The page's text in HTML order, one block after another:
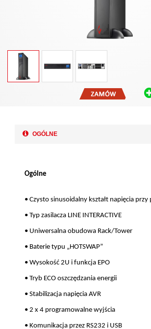
OGÓLNE
Ogólne
• Czysto sinusoidalny kształt napięcia przy
• Typ zasilacza LINE INTERACTIVE
• Uniwersalna obudowa Rack/Tower
• Baterie typu „HOTSWAP”
• Wysokość 2U i funkcja EPO
• Tryb ECO oszczędzania energii
• Stabilizacja napięcia AVR
• 2 x 4 programowalne wyjścia
• Komunikacja przez RS232 i USB